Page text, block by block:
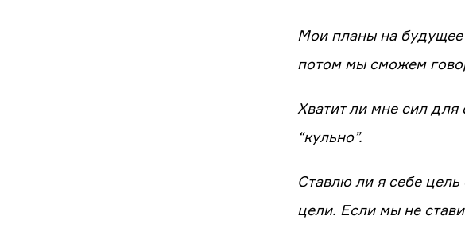
Мои планы на
потом мы сможем
Хватит ли мне сил для
“кульно”.
Ставлю ли я себе
цели. Если мы не